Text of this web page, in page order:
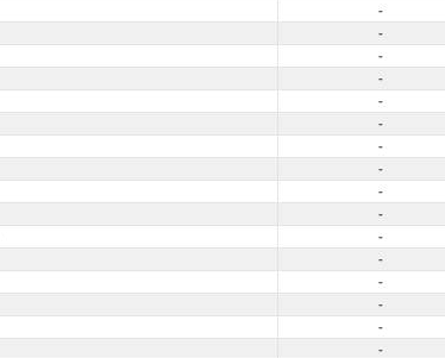
-
-
-
-
-
-
-
-
-
-
-
-
-
-
-
-